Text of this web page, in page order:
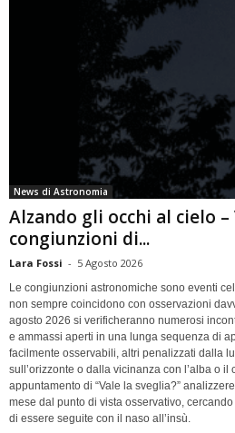
News di Astronomia
Alzando gli occhi al cielo –
congiunzioni di...
Lara Fossi - 5 Agosto 2026
Le congiunzioni astronomiche sono eventi
non sempre coincidono con osservazioni
agosto 2026 si verificheranno numerosi
e ammassi aperti in una lunga sequenza di
facilmente osservabili, altri penalizzati dalla
sull’orizzonte o dalla vicinanza con l’alba o
appuntamento di “Vale la sveglia?”
mese dal punto di vista osservativo,
di essere seguite con il naso all’insù.